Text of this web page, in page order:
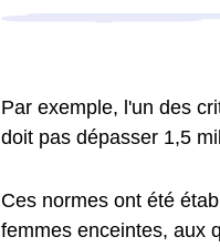
Par exemple, l'un des
doit pas dépasser 1,5
Ces normes ont été
femmes enceintes, aux